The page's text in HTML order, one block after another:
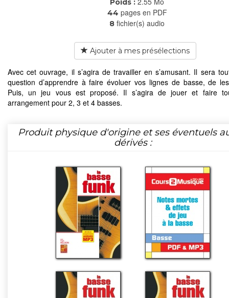
44 pages en PDF
8 fichier(s) audio
Ajouter à mes présélections
Avec cet ouvrage, il s’agira de travailler en s’amusant. Il sera
question d’apprendre à faire évoluer vos lignes de basse, de
Puis, un jeu vous est proposé. Il s’agira de jouer et faire
arrangement pour 2, 3 et 4 basses.
Produit physique d'origine et ses éventuels
dérivés :